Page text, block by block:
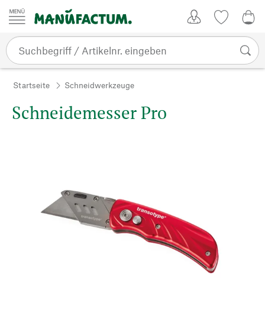
Zum Inhalt springen
Startseite Schneidwerkzeuge
Schneidemesser Pro